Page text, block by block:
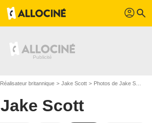
profil search
Réalisateur britannique Jake Scott Photos de Jake Scott
Jake Scott